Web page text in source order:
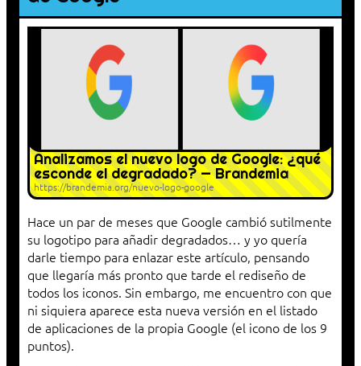
Analizamos el nuevo logo de Google: ¿qué
esconde el degradado? — Brandemia
https://brandemia.org/nuevo-logo-google
Hace un par de meses que Google cambió sutilmente
su logotipo para añadir degradados… y yo quería
darle tiempo para enlazar este artículo, pensando
que llegaría más pronto que tarde el rediseño de
todos los iconos. Sin embargo, me encuentro con que
ni siquiera aparece esta nueva versión en el listado
de aplicaciones de la propia Google (el icono de los 9
puntos).